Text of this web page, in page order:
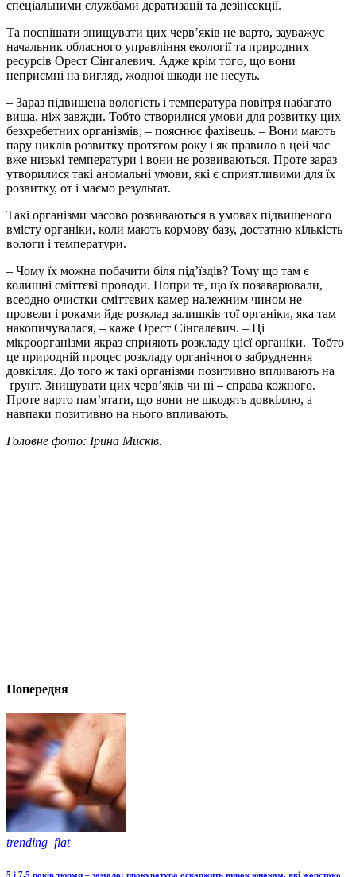
спеціальними службами дератизації та дезінсекції.
Та поспішати знищувати цих черв’яків не варто, зауважує
начальник обласного управління екології та природних
ресурсів Орест Сінгалевич. Адже крім того, що вони
неприємні на вигляд, жодної шкоди не несуть.
– Зараз підвищена вологість і температура повітря набагато
вища, ніж завжди. Тобто створилися умови для розвитку цих
безхребетних організмів, – пояснює фахівець. – Вони мають
пару циклів розвитку протягом року і як правило в цей час
вже низькі температури і вони не розвиваються. Проте зараз
утворилися такі аномальні умови, які є сприятливими для їх
розвитку, от і маємо результат.
Такі організми масово розвиваються в умовах підвищеного
вмісту органіки, коли мають кормову базу, достатню кількість
вологи і температури.
– Чому їх можна побачити біля під’їздів? Тому що там є
колишні сміттєві проводи. Попри те, що їх позаварювали,
всеодно очистки сміттєвих камер належним чином не
провели і роками йде розклад залишків тої органіки, яка там
накопичувалася, – каже Орест Сінгалевич. – Ці
мікроорганізми якраз сприяють розкладу цієї органіки. Тобто
це природній процес розкладу органічного забруднення
довкілля. До того ж такі організми позитивно впливають на
ґрунт. Знищувати цих черв’яків чи ні – справа кожного.
Проте варто пам’ятати, що вони не шкодять довкіллю, а
навпаки позитивно на нього впливають.
Головне фото: Ірина Мисків.
Попередня
trending_flat
5 і 7,5 років тюрми – замало: прокуратура оскаржить вирок юнакам, які жорстоко